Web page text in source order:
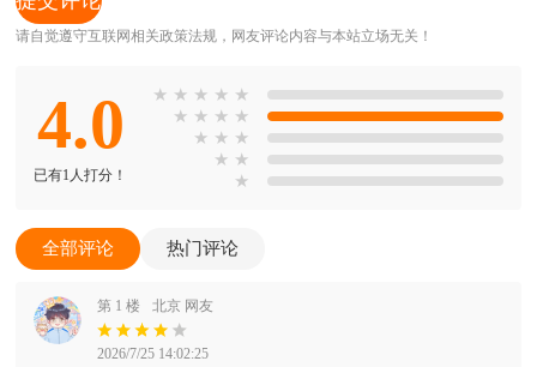
请自觉遵守互联网相关政策法规，网友评论内容与本站立场无关！
4.0
已有1人打分！
★ ★ ★ ★ ★
★ ★ ★ ★
★ ★ ★
★ ★
★
全部评论 热门评论
第 1 楼 北京 网友
2026/7/25 14:02:25